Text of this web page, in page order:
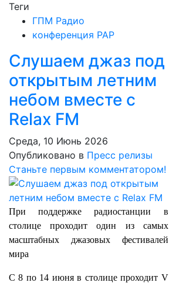
Теги
ГПМ Радио
конференция РАР
Слушаем джаз под
открытым летним
небом вместе с
Relax FM
Среда, 10 Июнь 2026
Опубликовано в Пресс релизы
Станьте первым комментатором!
При поддержке радиостанции в
столице проходит один из самых
масштабных джазовых фестивалей
мира
С 8 по 14 июня в столице проходит V